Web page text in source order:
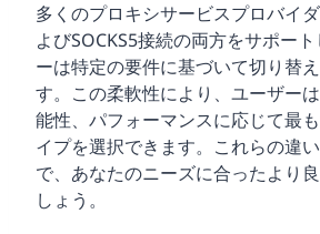
多くのプロキシサービスプロバイ
よびSOCKS5接続の両方をサポー
ーは特定の要件に基づいて切り替
す。この柔軟性により、ユーザー
能性、パフォーマンスに応じて最
イプを選択できます。これらの違
で、あなたのニーズに合ったより
しょう。